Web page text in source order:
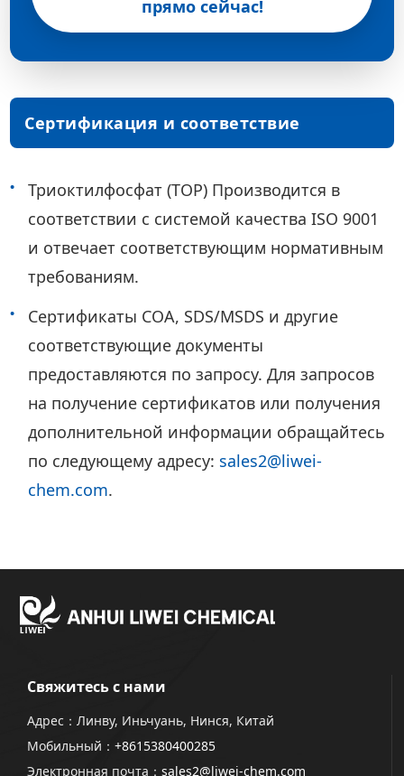
прямо сейчас!
Сертификация и соответствие
Триоктилфосфат (TOP) Производится в
соответствии с системой качества ISO 9001
и отвечает соответствующим нормативным
требованиям.
Сертификаты COA, SDS/MSDS и другие
соответствующие документы
предоставляются по запросу. Для запросов
на получение сертификатов или получения
дополнительной информации обращайтесь
по следующему адресу: sales2@liwei-
chem.com.
Свяжитесь с нами
Адрес：Линву, Иньчуань, Нинся, Китай
Мобильный：+8615380400285
Электронная почта：sales2@liwei-chem.com